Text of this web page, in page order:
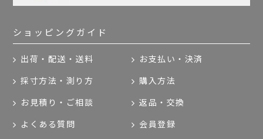
ショッピングガイド
出荷・配送・送料 お支払い・決済
採寸方法・測り方 購入方法
お見積り・ご相談 返品・交換
よくある質問 会員登録